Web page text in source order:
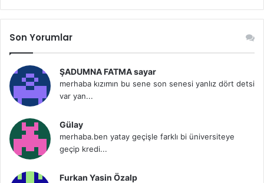
Son Yorumlar
ŞADUMNA FATMA sayar
merhaba kızımın bu sene son senesi yanlız dört detsi
var yan...
Gülay
merhaba.ben yatay geçişle farklı bi üniversiteye
geçip kredi...
Furkan Yasin Özalp